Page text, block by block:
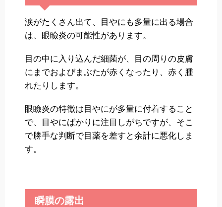
涙がたくさん出て、目やにも多量に出る場合
は、眼瞼炎の可能性があります。
目の中に入り込んだ細菌が、目の周りの皮膚
にまでおよびまぶたが赤くなったり、赤く腫
れたりします。
眼瞼炎の特徴は目やにが多量に付着すること
で、目やにばかりに注目しがちですが、そこ
で勝手な判断で目薬を差すと余計に悪化しま
す。
瞬膜の露出